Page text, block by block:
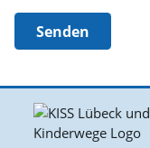
Senden